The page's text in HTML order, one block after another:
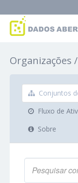
Grupos
Sobre
Organizações
Conjuntos
Fluxo de
Sobre